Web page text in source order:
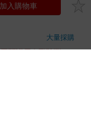
獲電話要求您前往
騙上當！
品須為全新狀態**
加入購物車
大量採購